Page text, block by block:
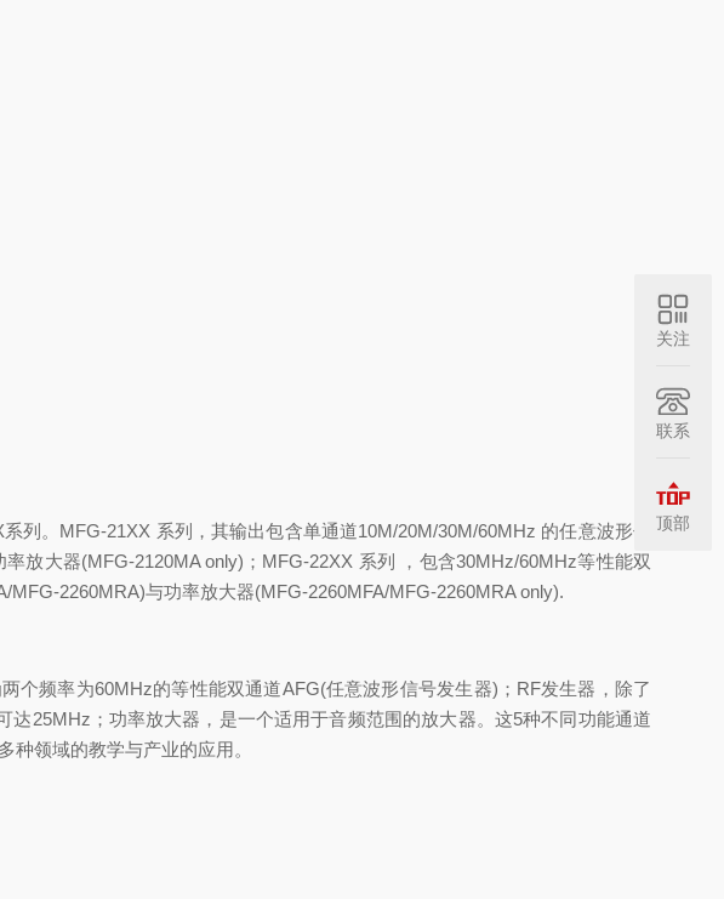
系列。 MFG-21XX 系列，其输出包含单通道10M/20M/30M/60MHz 的任意波形信
率放大器(MFG-2120MA only) ； MFG-22XX 系列 ，包含30MHz/60MHz等性能双
MFG-2260MRA)与功率放大器(MFG-2260MFA/MFG-2260MRA only).
两个频率为60MHz的等性能双通道AFG(任意波形信号发生器) ； RF发生器，除了
达25MHz ；功率放大器，是一个适用于音频范围的放大器。这5种不同功能通道
种领域的教学与产业的应用。
关注
联系
顶部